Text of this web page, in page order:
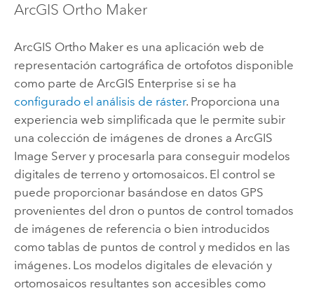
ArcGIS Ortho Maker
ArcGIS Ortho Makeres una aplicación web de
representación cartográfica de ortofotos disponible
como parte de ArcGIS Enterprise si se ha
configurado el análisis de ráster. Proporciona una
experiencia web simplificada que le permite subir
una colección de imágenes de drones a ArcGIS
Image Servery procesarla para conseguir modelos
digitales de terreno y ortomosaicos. El control se
puede proporcionar basándose en datos GPS
provenientes del dron o puntos de control tomados
de imágenes de referencia o bien introducidos
como tablas de puntos de control y medidos en las
imágenes. Los modelos digitales de elevación y
ortomosaicos resultantes son accesibles como